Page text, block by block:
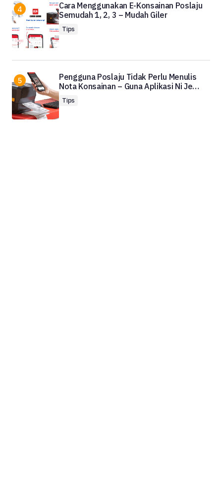
Cara Menggunakan E-Konsainan Poslaju
Semudah 1, 2, 3 – Mudah Giler
Tips
Pengguna Poslaju Tidak Perlu Menulis
Nota Konsainan – Guna Aplikasi Ni Je…
Tips